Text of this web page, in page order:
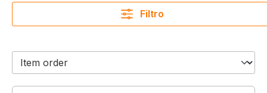
Filtro